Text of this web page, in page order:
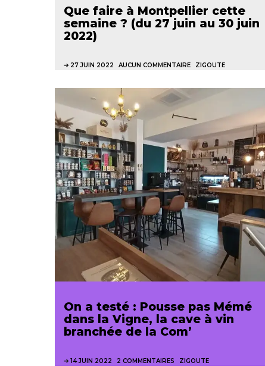
Que faire à Montpellier cette
semaine ? (du 27 juin au 30 juin
2022)
27 JUIN 2022 AUCUN COMMENTAIRE ZIGOUTE
On a testé : Pousse pas Mémé
dans la Vigne, la cave à vin
branchée de la Com’
14 JUIN 2022 2 COMMENTAIRES ZIGOUTE